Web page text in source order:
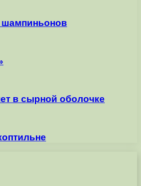
в сырной оболочке